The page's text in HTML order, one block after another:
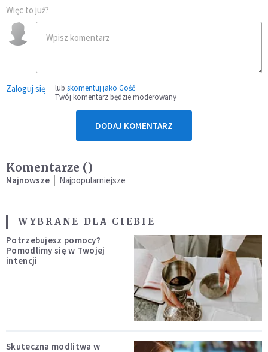
Więc to już?
Zaloguj się lub skomentuj jako Gość
Twój komentarz będzie moderowany
DODAJ KOMENTARZ
Komentarze ()
Najnowsze Najpopularniejsze
WYBRANE DLA CIEBIE
Potrzebujesz pomocy?
Pomodlimy się w Twojej
intencji
Skuteczna modlitwa w